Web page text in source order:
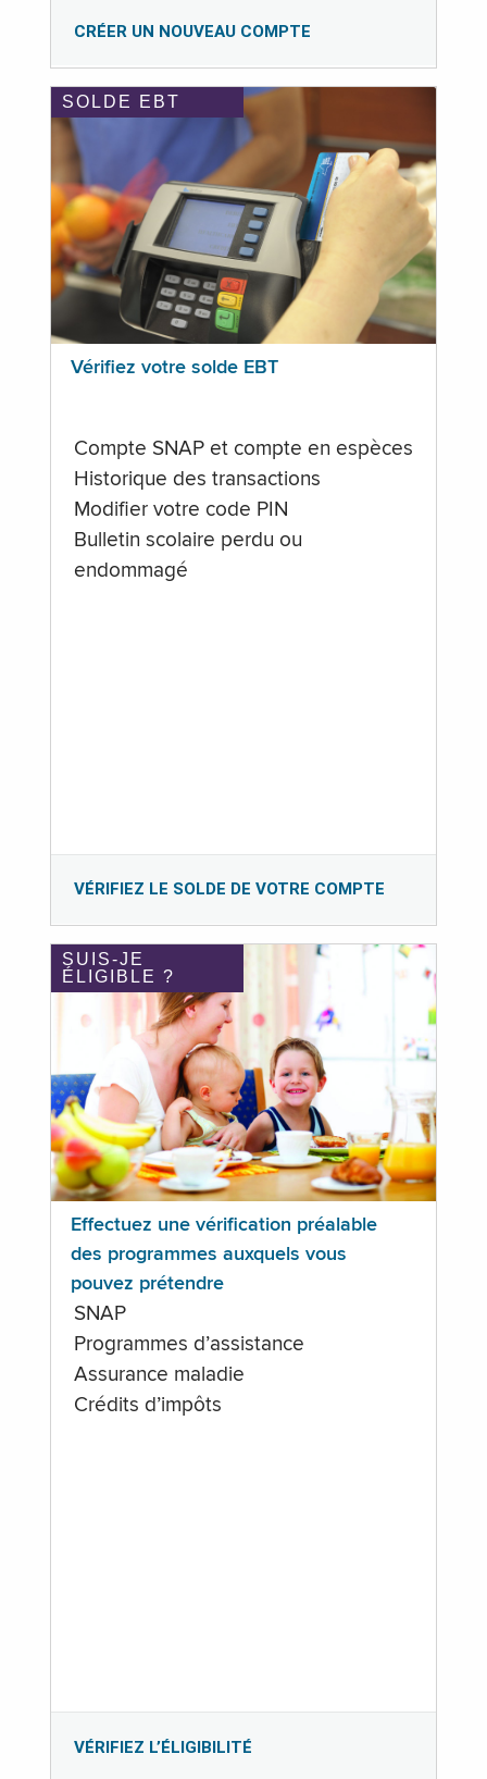
CRÉER UN NOUVEAU COMPTE
SOLDE EBT
Vérifiez votre solde EBT
Compte SNAP et compte en espèces
Historique des transactions
Modifier votre code PIN
Bulletin scolaire perdu ou
endommagé
VÉRIFIEZ LE SOLDE DE VOTRE COMPTE
SUIS-JE
ÉLIGIBLE ?
Effectuez une vérification préalable
des programmes auxquels vous
pouvez prétendre
SNAP
Programmes d’assistance
Assurance maladie
Crédits d’impôts
VÉRIFIEZ L’ÉLIGIBILITÉ